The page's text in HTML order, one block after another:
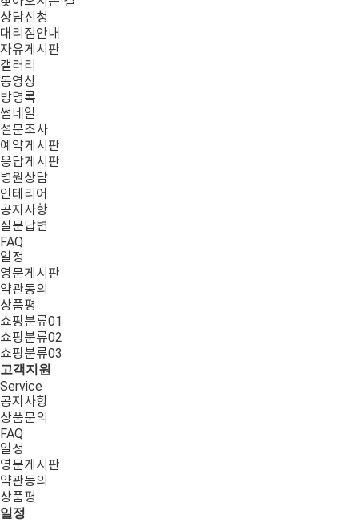
상담신청
대리점안내
자유게시판
갤러리
동영상
방명록
썸네일
설문조사
예약게시판
응답게시판
병원상담
인테리어
공지사항
질문답변
FAQ
일정
영문게시판
약관동의
상품평
쇼핑분류01
쇼핑분류02
쇼핑분류03
고객지원
Service
공지사항
상품문의
FAQ
일정
영문게시판
약관동의
상품평
일정